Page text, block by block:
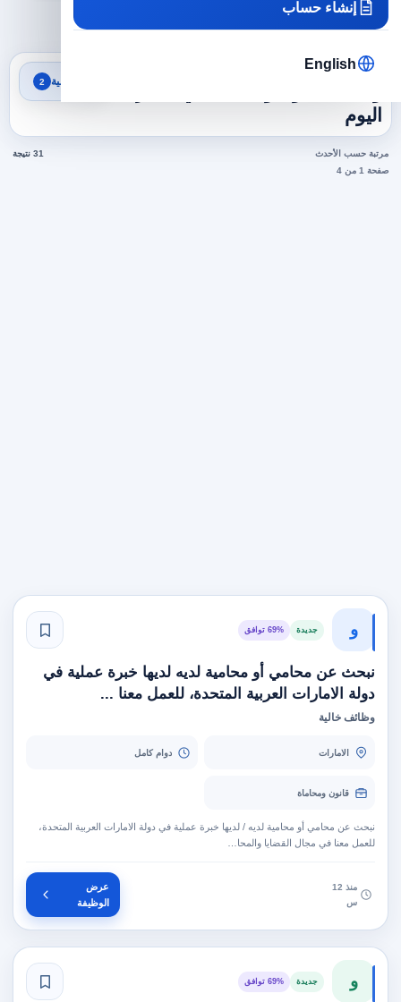
إنشاء حساب
Englishنتائج البحث
اليوم
تصفية 2
مرتبة حسب الأحدث
31 نتيجة
صفحة 1 من 4
و جديدة 69% توافق
نبحث عن محامي أو محامية لديه لديها خبرة عملية في
دولة الامارات العربية المتحدة، للعمل معنا ...
وظائف خالية
الامارات دوام كامل
قانون ومحاماة
نبحث عن محامي أو محامية لديه / لديها خبرة عملية في دولة الامارات العربية المتحدة،
للعمل معنا في مجال القضايا والمحا…
منذ 12
س
عرض
الوظيفة
و جديدة 69% توافق